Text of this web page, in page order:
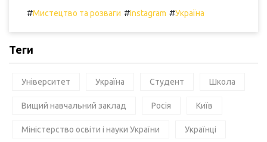
#Мистецтво та розваги #Instagram #Україна
Теги
Університет Україна Студент Школа
Вищий навчальний заклад Росія Київ
Міністерство освіти і науки України Українці